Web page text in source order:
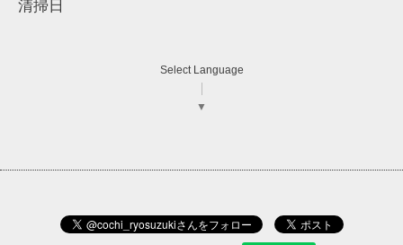
清掃日
Select Language
▼